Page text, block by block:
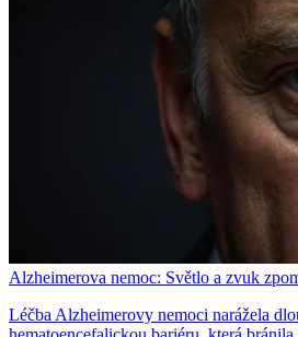
Alzheimerova nemoc: Světlo a zvuk
Léčba Alzheimerovy nemoci narážela